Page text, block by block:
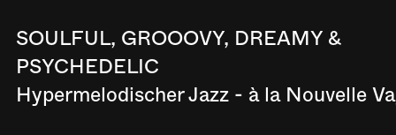
SOULFUL, GROOOVY, DREAMY &
PSYCHEDELIC
Hypermelodischer Jazz - à la Nouvelle